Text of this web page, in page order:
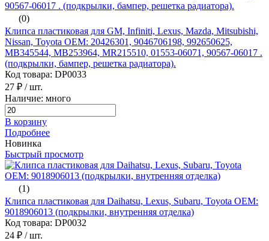
(0)
Клипса пластиковая для GM, Infiniti, Lexus, Mazda, Mitsubishi,
Nissan, Toyota ОЕМ: 20426301, 9046706198, 992650625,
MB345544, MB253964, MR215510, 01553-06071, 90567-06017 .
(подкрылки, бампер, решетка радиатора).
Код товара: DP0033
27 ₽ / шт.
Наличие: много
В корзину
Подробнее
Новинка
Быстрый просмотр
(1)
Клипса пластиковая для Daihatsu, Lexus, Subaru, Toyota ОЕМ:
9018906013 (подкрылки, внутренняя отделка)
Код товара: DP0032
24 ₽ / шт.